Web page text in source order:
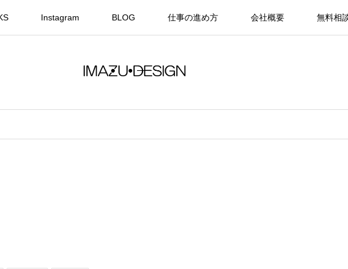
Instagram BLOG 仕事の進め方 会社概要 無料相